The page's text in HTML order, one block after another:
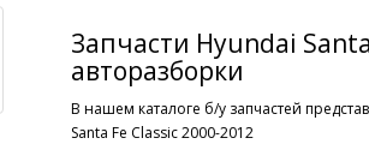
Запчасти Hyundai
авторазборки
В нашем каталоге б/у запчастей
Santa Fe Classic 2000-2012